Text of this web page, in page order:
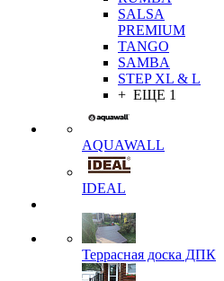
SALSA
PREMIUM
TANGO
SAMBA
STEP XL & L
+ ЕЩЕ 1
AQUAWALL
IDEAL
Террасная доска ДПК